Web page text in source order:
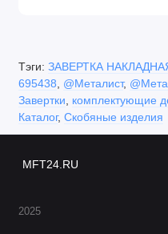
Тэги: ЗАВЕРТКА
695438
@Металист,
Завертки
комплектующие
Каталог, Скобяные изделия
MFT24.RU
2025